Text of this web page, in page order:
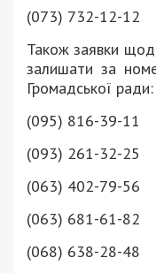
(073) 732-12-12
Також заявки
залишати за
Громадської ради:
(095) 816-39-11
(093) 261-32-25
(063) 402-79-56
(063) 681-61-82
(068) 638-28-48